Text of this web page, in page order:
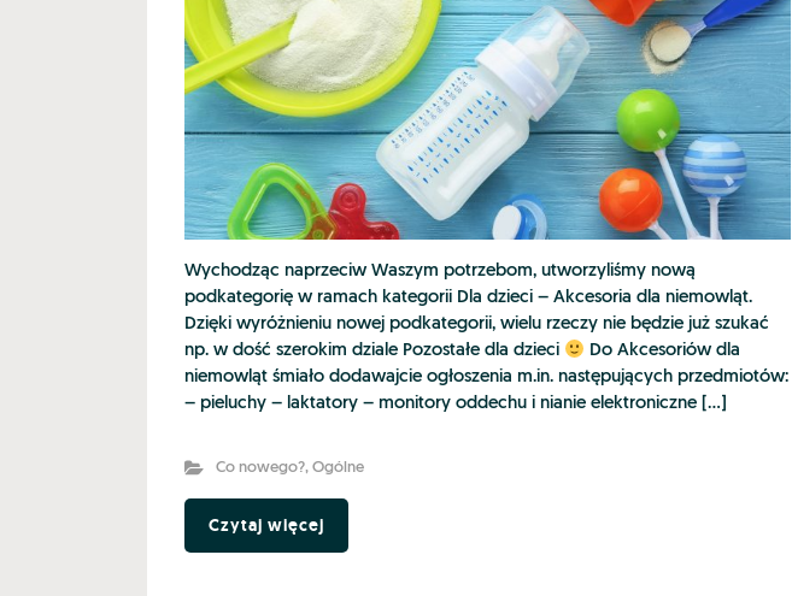
Wychodząc naprzeciw Waszym potrzebom, utworzyliśmy nową
podkategorię w ramach kategorii Dla dzieci – Akcesoria dla niemowląt.
Dzięki wyróżnieniu nowej podkategorii, wielu rzeczy nie będzie już szukać
np. w dość szerokim dziale Pozostałe dla dzieci
Do Akcesoriów dla
niemowląt śmiało dodawajcie ogłoszenia m.in. następujących przedmiotów:
– pieluchy – laktatory – monitory oddechu i nianie elektroniczne […]
Co nowego?, Ogólne
Czytaj więcej